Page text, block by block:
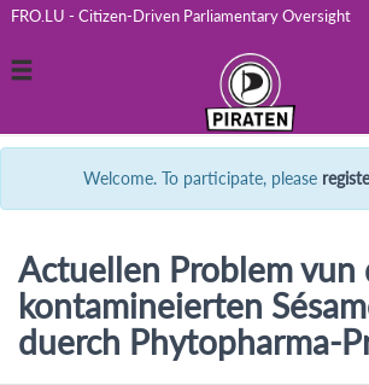
FRO.LU - Citizen-Driven Parliamentary Oversight
Toggle
Welcome. To participate, please
Actuellen Problem vun
kontamineierten
duerch Phytopharma-